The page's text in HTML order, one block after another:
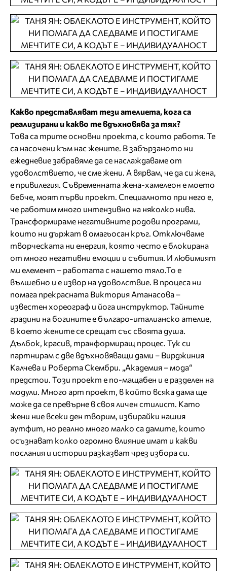
Какво представляват тези ателиета, кога са
реализирани и какво те вдъхновява за тях?
Това са трите основни проекта, с които работя. Те
са насочени към нас жените. В забързаното ни
ежедневие забравяме да се наслаждаваме от
удоволствието, че сме жени. А вярвам, че да си жена,
е привилегия. Съвременната жена-хамелеон е моето
бебче, моят първи проект. Специалното при него е,
че работим много интензивно на няколко нива.
Трансформираме негативните родови програми,
които ни държат в омагьосан кръг. Отключваме
творческата ни енергия, която често е блокирана
от много негативни емоции и събития. И любимият
ми елемент – работата с нашето тяло.То е
вълшебно и е извор на удоволствие. В процеса ни
помага прекрасната Виктория Атанасова –
известен хореограф и йога инструктор. Тайните
градини на богините е българо-италианско ателие,
в което жените се срещат със своята душа.
Дълбок, красив, транформиращ процес. Тук си
партнирам с две вдъхновяващи дами – Вирджиния
Калчева и Роберта Скембри. „Академия – мода“
предстои. Този проект е по-мащабен и е разделен на
модули. Много арт проект, в който всяка дама ще
може да се превърне в своя личен стилист. Като
жени ние всеки ден творим, избирайки нашия
аутфит, но реално много малко са дамите, които
осъзнават колко огромно влияние имат и какви
послания и истории разказват чрез избора си.